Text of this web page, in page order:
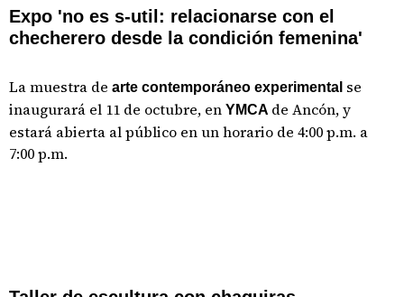
Expo 'no es s-util: relacionarse con el
checherero desde la condición femenina'
La muestra de arte contemporáneo experimental se
inaugurará el 11 de octubre, en YMCA de Ancón, y
estará abierta al público en un horario de 4:00 p.m. a
7:00 p.m.